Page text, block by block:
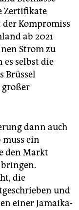
Zertifikate
Kompromiss
ab 2021
Strom zu
es selbst die
Brüssel
großer
dann auch
muss ein
den Markt
die
und
einer Jamaika-